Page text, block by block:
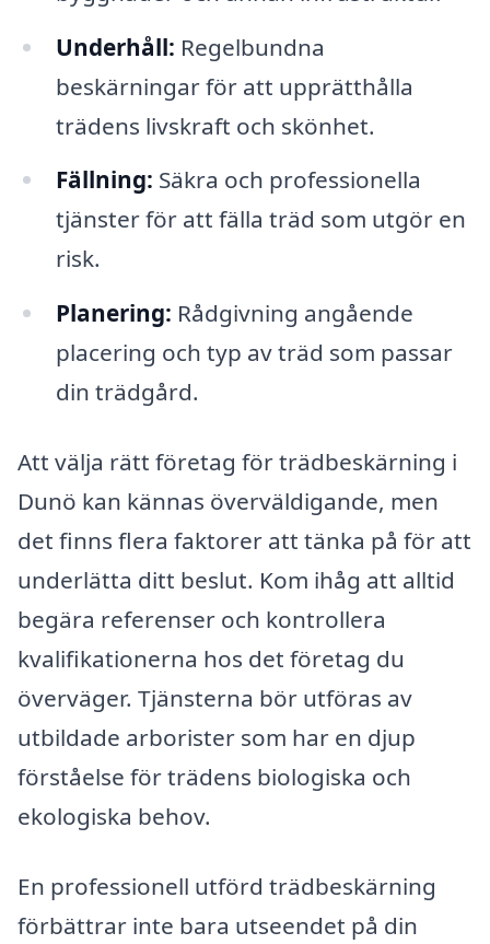
Underhåll: Regelbundna
beskärningar för att upprätthålla
trädens livskraft och skönhet.
Fällning: Säkra och professionella
tjänster för att fälla träd som utgör en
risk.
Planering: Rådgivning angående
placering och typ av träd som passar
din trädgård.
Att välja rätt företag för trädbeskärning i
Dunö kan kännas överväldigande, men
det finns flera faktorer att tänka på för att
underlätta ditt beslut. Kom ihåg att alltid
begära referenser och kontrollera
kvalifikationerna hos det företag du
överväger. Tjänsterna bör utföras av
utbildade arborister som har en djup
förståelse för trädens biologiska och
ekologiska behov.
En professionell utförd trädbeskärning
förbättrar inte bara utseendet på din